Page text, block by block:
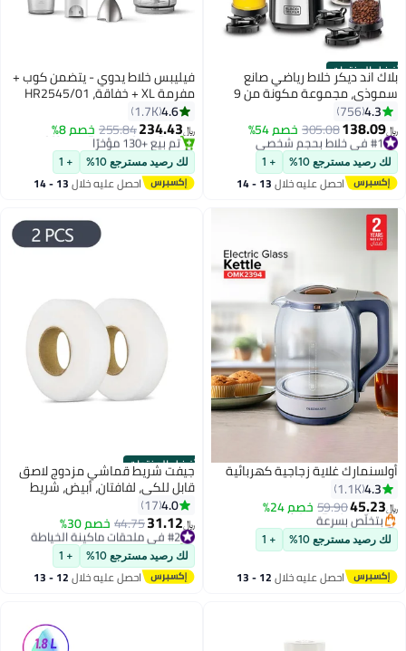
أفضل المنتجات
بلاك اند ديكر خلاط رياضي صانع
سموذي، مجموعة مكونة من 9
سرعة توربو 21,500 دورة في
الدقيقة، شفرات من الفولاذ المقاوم
للصدأ لفرم الثلج والفواكه المجمدة
500 ml 300 W SBX300-B5 أسود
300 ml 300 W SBX300BCG-B5
أسود/شفاف
4.3
756
﷼‏138.09
305.08خصم 54% #1 في خلاط بحجم شخصي
أقل سعر في 7 يوم
بتخلّص بسرعة
تم بيع +170 مؤخرًا
#1 في خلاط بحجم شخصي
لك رصيد مسترجع 10% + 1
احصل عليه خلال 13 - 14
فيليبس خلاط يدوي - يتضمن كوب +
مفرمة XL + خفاقة، HR2545/01
أبيض\فضي\أسود
4.6
1.7K
﷼‏234.43
255.84خصم 8%
#3 في الخلاطات اليدوية
باقي 10 وحدات في المخزون
تم بيع +130 مؤخرًا
#3 في الخلاطات اليدوية
لك رصيد مسترجع 10% + 1
احصل عليه خلال 13 - 14
أولسنمارك غلاية زجاجية كهربائية
4.3
1.1K
﷼‏45.23
59.90خصم 24%
#7 في الغلايات الكهربائية
أقل سعر في 7 يوم
بتخلّص بسرعة
#7 في الغلايات الكهربائية
لك رصيد مسترجع 10% + 1
احصل عليه خلال 12 - 13
أفضل المنتجات
جيفت شريط قماشي مزدوج لاصق
قابل للكي، لفافتان، أبيض، شريط
قماشي قابل للكي، شريط حاشية
لاصق متين وقابل للانصهار لإصلاح
الستائر والملابس والسراويل وأغطية
الوسائد، بدون خياطة (0.78 بوصة،
70 ياردة).
4.0
17
﷼‏31.12
44.75خصم 30% #2 في ملحقات ماكينة الخياطة
تم بيع +60 مؤخرًا
#2 في ملحقات ماكينة الخياطة
لك رصيد مسترجع 10% + 1
احصل عليه خلال 12 - 13